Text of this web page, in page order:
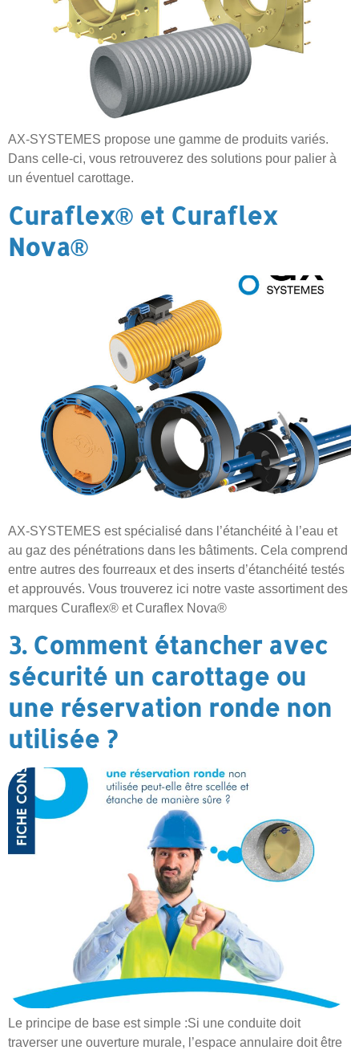
AX-SYSTEMES propose une gamme de produits variés.
Dans celle-ci, vous retrouverez des solutions pour palier à
un éventuel carottage.
Curaflex® et Curaflex
Nova®
AX-SYSTEMES est spécialisé dans l’étanchéité à l’eau et
au gaz des pénétrations dans les bâtiments. Cela comprend
entre autres des fourreaux et des inserts d’étanchéité testés
et approuvés. Vous trouverez ici notre vaste assortiment des
marques Curaflex® et Curaflex Nova®
3. Comment étancher avec
sécurité un carottage ou
une réservation ronde non
utilisée ?
Le principe de base est simple :Si une conduite doit
traverser une ouverture murale, l’espace annulaire doit être